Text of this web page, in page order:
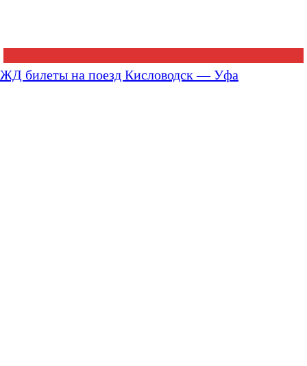
ЖД билеты на поезд Кисловодск — Уфа